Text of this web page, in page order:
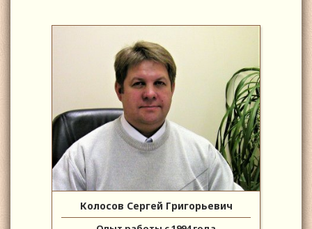
Колосов Сергей Григорьевич